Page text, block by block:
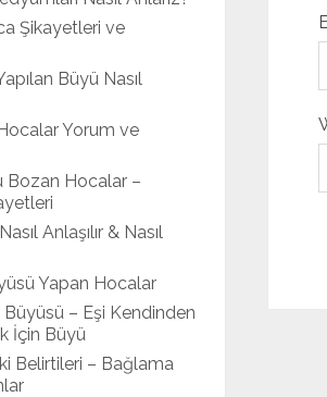
Şikayetleri ve
Büyü Nasıl
Yorum ve
Bozan Hocalar –
Anlaşılır & Nasıl
Yapan Hocalar
Büyüsü – Eşi Kendinden
İçin Büyü
Belirtileri – Bağlama